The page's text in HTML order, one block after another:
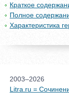
Краткое
Полное
Характеристика
2003–2026
Litra.ru =